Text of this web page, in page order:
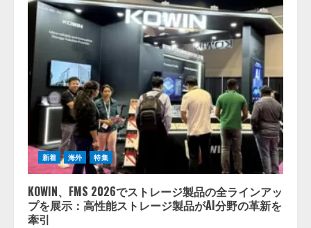
新着 海外 特集
KOWIN、FMS 2026でストレージ製品の全ラインアッ
プを展示：高性能ストレージ製品がAI分野の革新を
牽引